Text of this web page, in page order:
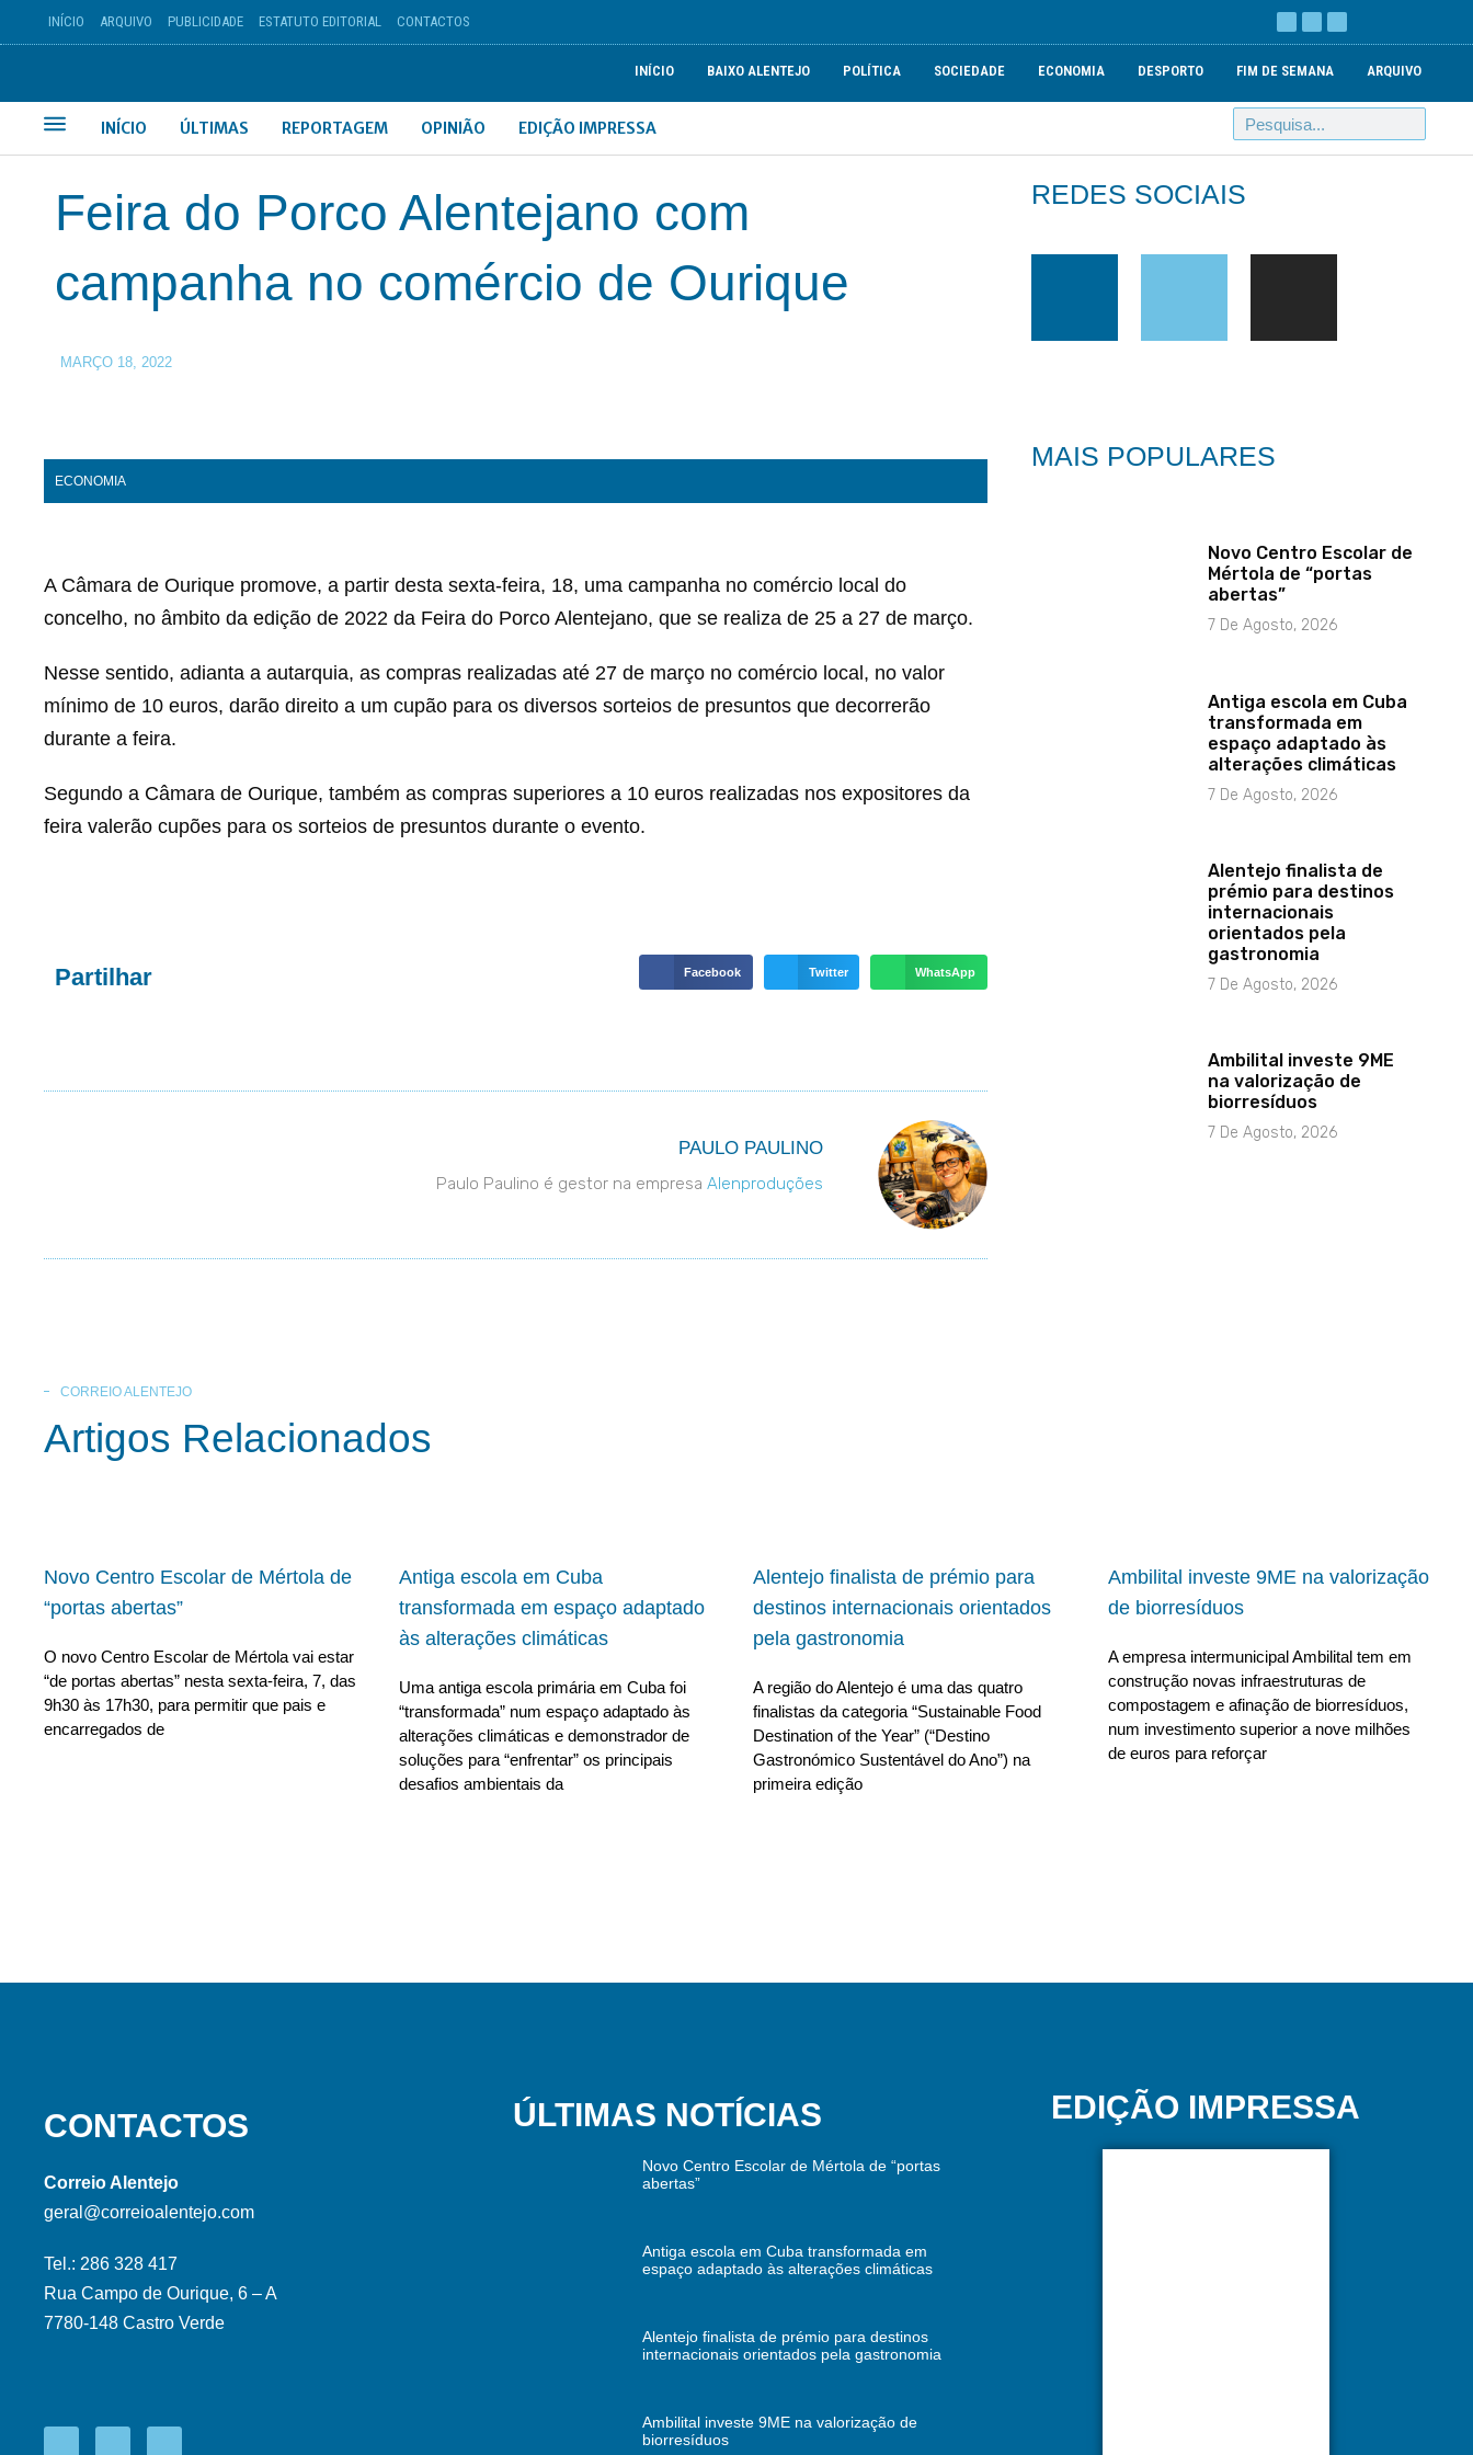
INÍCIO ARQUIVO PUBLICIDADE ESTATUTO EDITORIAL CONTACTOS
INÍCIO BAIXO ALENTEJO POLÍTICA SOCIEDADE ECONOMIA DESPORTO FIM DE SEMANA ARQUIVO
INÍCIO ÚLTIMAS REPORTAGEM OPINIÃO EDIÇÃO IMPRESSA
Feira do Porco Alentejano com
campanha no comércio de Ourique
MARÇO 18, 2022
ECONOMIA
A Câmara de Ourique promove, a partir desta sexta-feira, 18, uma campanha no comércio local do
concelho, no âmbito da edição de 2022 da Feira do Porco Alentejano, que se realiza de 25 a 27 de março.
Nesse sentido, adianta a autarquia, as compras realizadas até 27 de março no comércio local, no valor
mínimo de 10 euros, darão direito a um cupão para os diversos sorteios de presuntos que decorrerão
durante a feira.
Segundo a Câmara de Ourique, também as compras superiores a 10 euros realizadas nos expositores da
feira valerão cupões para os sorteios de presuntos durante o evento.
Partilhar Facebook Twitter WhatsApp
PAULO PAULINO
Paulo Paulino é gestor na empresa Alenproduções
REDES SOCIAIS
MAIS POPULARES
Novo Centro Escolar de
Mértola de “portas
abertas”
7 De Agosto, 2026
Antiga escola em Cuba
transformada em
espaço adaptado às
alterações climáticas
7 De Agosto, 2026
Alentejo finalista de
prémio para destinos
internacionais
orientados pela
gastronomia
7 De Agosto, 2026
Ambilital investe 9ME
na valorização de
biorresíduos
7 De Agosto, 2026
CORREIO ALENTEJO
Artigos Relacionados
Novo Centro Escolar de Mértola de
“portas abertas”
O novo Centro Escolar de Mértola vai estar
“de portas abertas” nesta sexta-feira, 7, das
9h30 às 17h30, para permitir que pais e
encarregados de
Antiga escola em Cuba
transformada em espaço adaptado
às alterações climáticas
Uma antiga escola primária em Cuba foi
“transformada” num espaço adaptado às
alterações climáticas e demonstrador de
soluções para “enfrentar” os principais
desafios ambientais da
Alentejo finalista de prémio para
destinos internacionais orientados
pela gastronomia
A região do Alentejo é uma das quatro
finalistas da categoria “Sustainable Food
Destination of the Year” (“Destino
Gastronómico Sustentável do Ano”) na
primeira edição
Ambilital investe 9ME na valorização
de biorresíduos
A empresa intermunicipal Ambilital tem em
construção novas infraestruturas de
compostagem e afinação de biorresíduos,
num investimento superior a nove milhões
de euros para reforçar
CONTACTOS
Correio Alentejo
geral@correioalentejo.com
Tel.: 286 328 417
Rua Campo de Ourique, 6 – A
7780-148 Castro Verde
ÚLTIMAS NOTÍCIAS
Novo Centro Escolar de Mértola de “portas
abertas”
Antiga escola em Cuba transformada em
espaço adaptado às alterações climáticas
Alentejo finalista de prémio para destinos
internacionais orientados pela gastronomia
Ambilital investe 9ME na valorização de
biorresíduos
EDIÇÃO IMPRESSA